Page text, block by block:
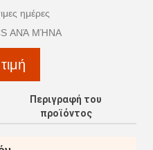
ημέρες
ΑΝΆ ΜΉΝΑ
Περιγραφή του
προϊόντος